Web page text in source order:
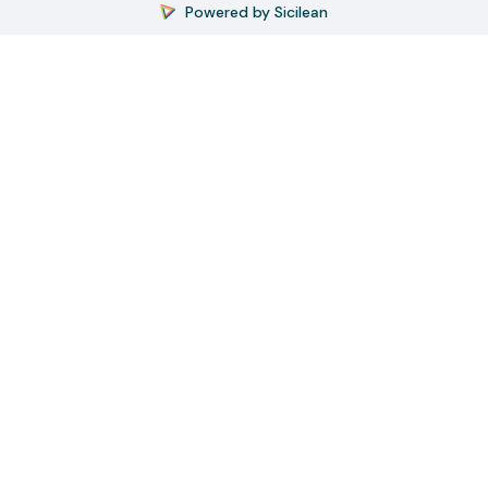
Powered by Sicilean